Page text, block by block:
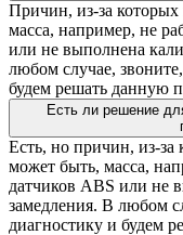
Причин, из-за
масса, например, не
или не выполнена
любом случае,
будем решать данную
Есть ли решение
Есть, но причин, из-за
может быть, масса,
датчиков ABS или не
замедления. В любом
диагностику и будем